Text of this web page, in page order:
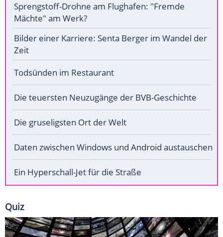
Sprengstoff-Drohne am Flughafen: "Fremde
Mächte" am Werk?
Bilder einer Karriere: Senta Berger im Wandel der
Zeit
Todsünden im Restaurant
Die teuersten Neuzugänge der BVB-Geschichte
Die gruseligsten Ort der Welt
Daten zwischen Windows und Android austauschen
Ein Hyperschall-Jet für die Straße
Quiz